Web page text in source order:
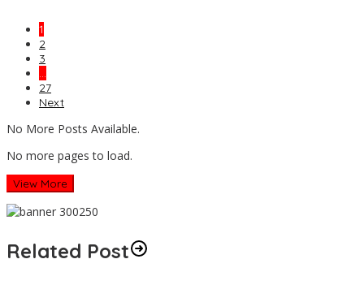
1
2
3
…
27
Next
No More Posts Available.
No more pages to load.
View More
Related Post